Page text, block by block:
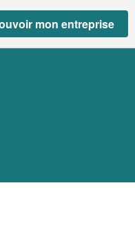
mon entreprise